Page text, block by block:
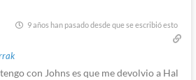
9 años han pasado desde que se escribió esto
con Johns es que me devolvio a Hal